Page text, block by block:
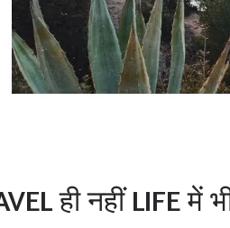
ही नहीं LIFE में